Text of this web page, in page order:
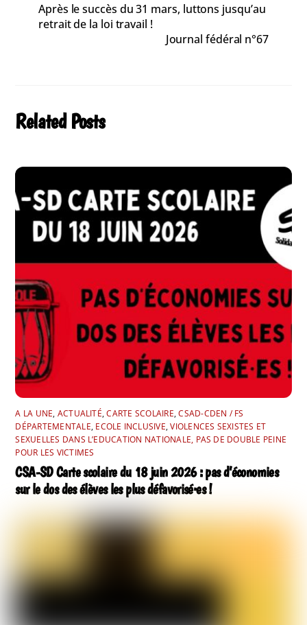
Après le succès du 31 mars, luttons jusqu’au
retrait de la loi travail !
Journal fédéral n°67
Related Posts
A LA UNE, ACTUALITÉ,CARTE SCOLAIRE,CSAD-CDEN / FS
DÉPARTEMENTALE, ECOLE INCLUSIVE,VIOLENCES SEXISTES ET
SEXUELLES DANS L’EDUCATION NATIONALE, PAS DE DOUBLE PEINE
POUR LES VICTIMES
CSA-SD Carte scolaire du 18 juin 2026 : pas d’économies
sur le dos des élèves les plus défavorisé·es !